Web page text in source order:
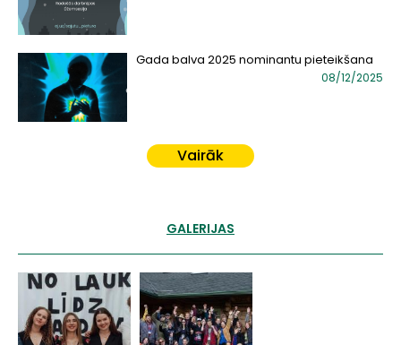
Gada balva 2025 nominantu pieteikšana
08/12/2025
Vairāk
GALERIJAS